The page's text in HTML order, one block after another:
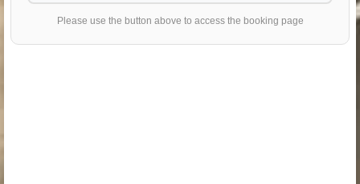
Please use the button above to access the booking page